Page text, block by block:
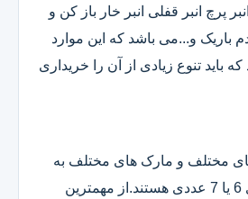
پرچ انبر قفلی انبر خار باز کن و
و...می باشد که این موارد
باید تنوع زیادی از آن را خریداری
مختلف و مارک های مختلف به
صورت تکی و بسته های 6 یا 7 عددی هستند.از مهمترین